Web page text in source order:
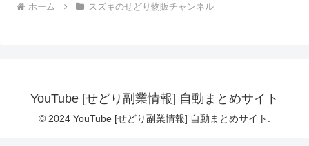
ホーム スズキのせどり物販チャンネル
YouTube [せどり副業情報] 自動まとめサイト
© 2024 YouTube [せどり副業情報] 自動まとめサイト.